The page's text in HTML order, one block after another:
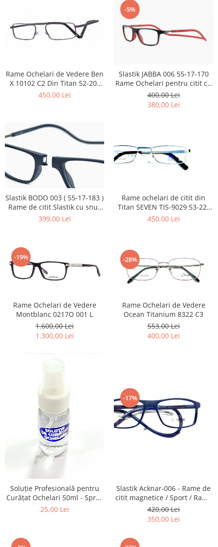
Police
Porsche Design
Romeo Careye
Sunfire
Swarovski
Titanflex
Versace
Zeiss
Rame Ochelari de Vedere Ben
X 10102 C2 Din Titan 52-20-
140
450,00 Lei
-5%
Slastik JABBA 006 55-17-170
Rame Ochelari pentru citit cu
magnet la nas
400,00 Lei
380,00 Lei
Slastik BODO 003 ( 55-17-183 )
Rame de citit Slastik cu snur
din silicon si magnet la nas
399,00 Lei
Rame ochelari de citit din
Titan SEVEN TIS-9029 53-22-
145 c3
450,00 Lei
-19%
Rame Ochelari de Vedere
Montblanc 0217O 001 L
1.600,00 Lei
1.300,00 Lei
-28%
Rame Ochelari de Vedere
Ocean Titanium 8322 C3
553,00 Lei
400,00 Lei
Soluție Profesională pentru
Curățat Ochelari 50ml - Spray
Anti-Urme pentru Lentile,
25,00 Lei
-17%
Slastik Acknar-006 - Rame de
citit magnetice / Sport / Rame
Ochelari de Vedere Slastik
420,00 Lei
350,00 Lei